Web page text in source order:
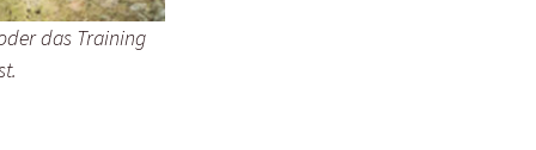
das Training